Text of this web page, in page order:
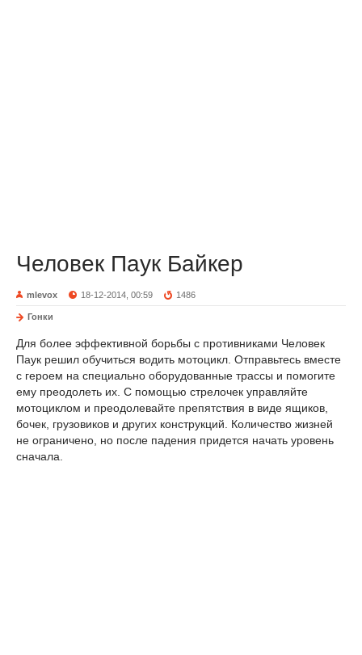
Человек Паук Байкер
mlevox 18-12-2014, 00:59 1486
Гонки
Для более эффективной борьбы с противниками Человек
Паук решил обучиться водить мотоцикл. Отправьтесь вместе
с героем на специально оборудованные трассы и помогите
ему преодолеть их. С помощью стрелочек управляйте
мотоциклом и преодолевайте препятствия в виде ящиков,
бочек, грузовиков и других конструкций. Количество жизней
не ограничено, но после падения придется начать уровень
сначала.